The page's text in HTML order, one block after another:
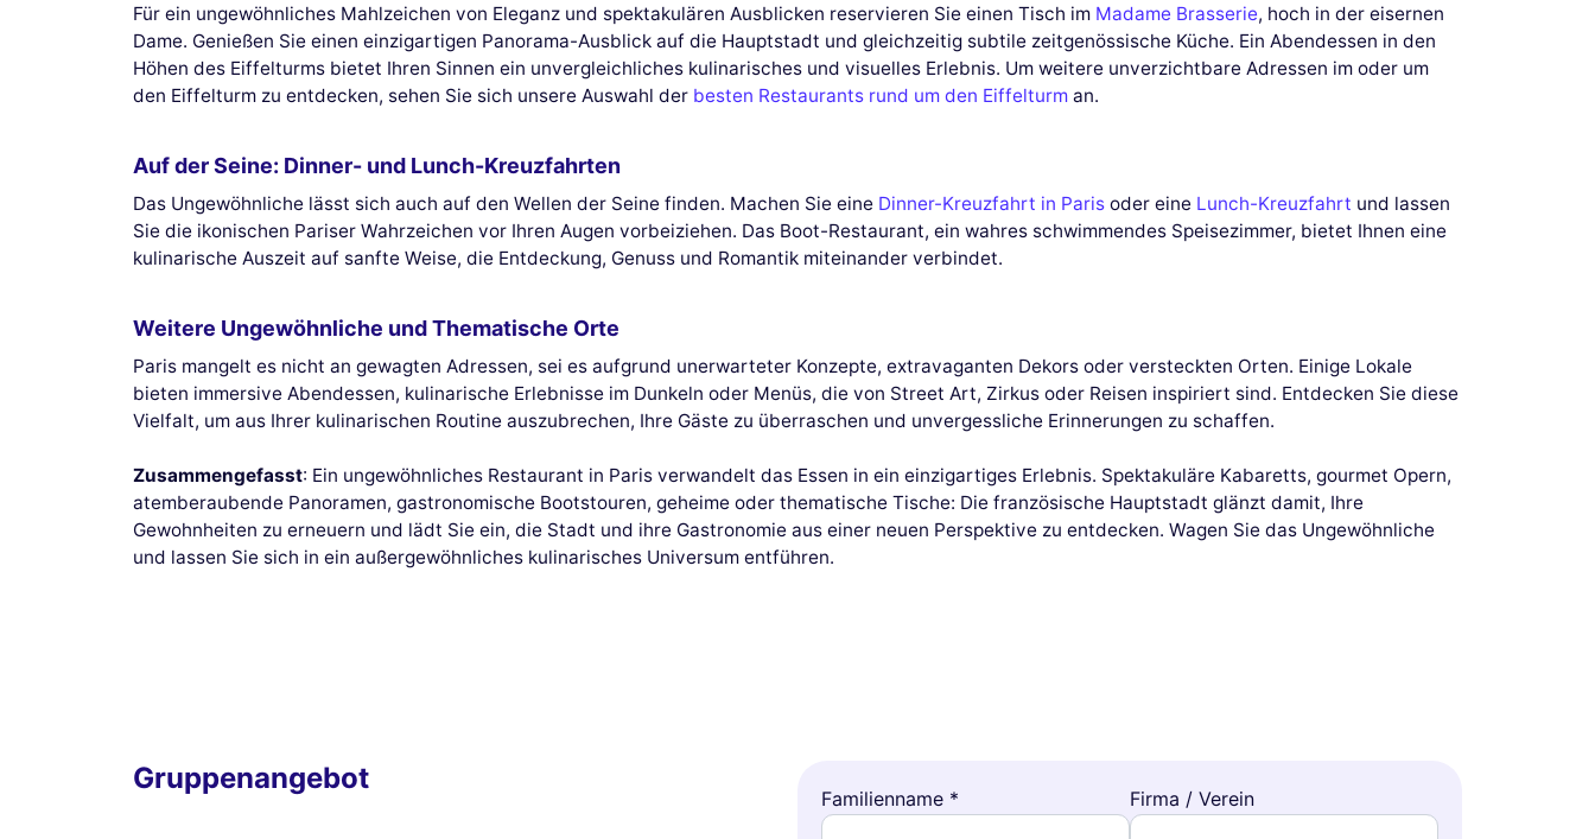
Für ein ungewöhnliches Mahlzeichen von Eleganz und spektakulären Ausblicken reservieren Sie einen Tisch im Madame Brasserie, hoch in der eisernen
Dame. Genießen Sie einen einzigartigen Panorama-Ausblick auf die Hauptstadt und gleichzeitig subtile zeitgenössische Küche. Ein Abendessen in den
Höhen des Eiffelturms bietet Ihren Sinnen ein unvergleichliches kulinarisches und visuelles Erlebnis. Um weitere unverzichtbare Adressen im oder um
den Eiffelturm zu entdecken, sehen Sie sich unsere Auswahl der besten Restaurants rund um den Eiffelturm an.
Auf der Seine: Dinner- und Lunch-Kreuzfahrten
Das Ungewöhnliche lässt sich auch auf den Wellen der Seine finden. Machen Sie eine Dinner-Kreuzfahrt in Paris oder eine Lunch-Kreuzfahrt und lassen
Sie die ikonischen Pariser Wahrzeichen vor Ihren Augen vorbeiziehen. Das Boot-Restaurant, ein wahres schwimmendes Speisezimmer, bietet Ihnen eine
kulinarische Auszeit auf sanfte Weise, die Entdeckung, Genuss und Romantik miteinander verbindet.
Weitere Ungewöhnliche und Thematische Orte
Paris mangelt es nicht an gewagten Adressen, sei es aufgrund unerwarteter Konzepte, extravaganten Dekors oder versteckten Orten. Einige Lokale
bieten immersive Abendessen, kulinarische Erlebnisse im Dunkeln oder Menüs, die von Street Art, Zirkus oder Reisen inspiriert sind. Entdecken Sie diese
Vielfalt, um aus Ihrer kulinarischen Routine auszubrechen, Ihre Gäste zu überraschen und unvergessliche Erinnerungen zu schaffen.
Zusammengefasst: Ein ungewöhnliches Restaurant in Paris verwandelt das Essen in ein einzigartiges Erlebnis. Spektakuläre Kabaretts, gourmet Opern,
atemberaubende Panoramen, gastronomische Bootstouren, geheime oder thematische Tische: Die französische Hauptstadt glänzt damit, Ihre
Gewohnheiten zu erneuern und lädt Sie ein, die Stadt und ihre Gastronomie aus einer neuen Perspektive zu entdecken. Wagen Sie das Ungewöhnliche
und lassen Sie sich in ein außergewöhnliches kulinarisches Universum entführen.
Gruppenangebot
Familienname * Firma / Verein